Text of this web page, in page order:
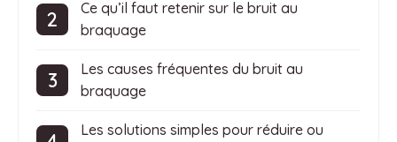
Ce qu’il faut retenir sur le bruit au
braquage
Les causes fréquentes du bruit au
braquage
Les solutions simples pour réduire ou